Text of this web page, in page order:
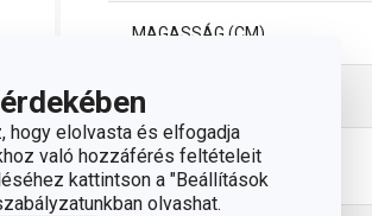
hogy elolvasta és elfogadja
való hozzáférés feltételeit
kattintson a "Beállítások
olvashat.
MAGASSÁG (CM)
HOSSZÚSÁG (CM)
SÚLYA, BELEÉRTVE A
CSOMAGOLÁST (KG)